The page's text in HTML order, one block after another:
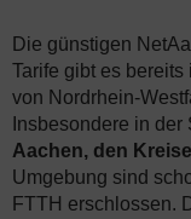
Die günstigen
Tarife gibt es bereits
von Nordrhein-
Insbesondere in der
Aachen, den
Umgebung sind
FTTH erschlossen.